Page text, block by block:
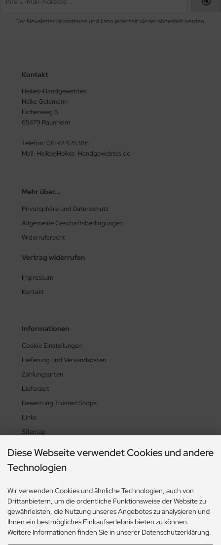
Der Newsletter ist kostenlos und kann jederzeit wieder abbestellt werden.
Kontakt
Heikes-Handgewebtes
Heike Galemann
Eichenweg 6
65479 Raunheim
Telefon: 06142 926386
Mail: Heike@Heikes-Handgewebtes.de
Mehr über...
Privatsphäre und Datenschutz
Allgemeine Geschäftsbedingungen
Widerrufsrecht
Vertrag widerrufen
Impressum
Kontakt
Informationen
Cookie Einstellungen
Lieferung und Versandkosten
Zahlungsarten
Lieferzeit
Bewertung Trusted Shops
Links
Sitemap
Zahlungsmethoden
Social Media
Diese Webseite verwendet Cookies und andere
Technologien
Wir verwenden Cookies und ähnliche Technologien, auch von
Drittanbietern, um die ordentliche Funktionsweise der Website zu
gewährleisten, die Nutzung unseres Angebotes zu analysieren und
Ihnen ein bestmögliches Einkaufserlebnis bieten zu können.
Weitere Informationen finden Sie in unserer Datenschutzerklärung.